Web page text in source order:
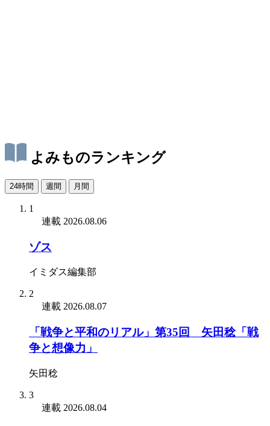
よみものランキング
24時間 週間 月間
1
連載 2026.08.06
ゾス
イミダス編集部
2
連載 2026.08.07
「戦争と平和のリアル」第35回 矢田稔「戦
争と想像力」
矢田稔
3
連載 2026.08.04